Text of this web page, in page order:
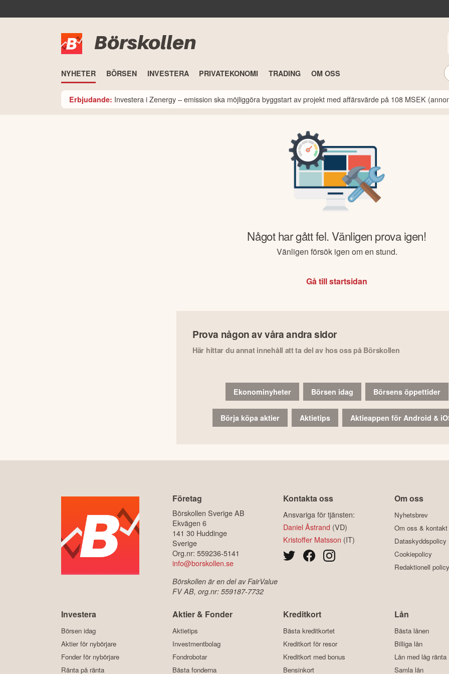
Börskollen
NYHETER BÖRSEN INVESTERA PRIVATEKONOMI TRADING OM OSS
Erbjudande: Investera i Zenergy – emission ska möjliggöra byggstart av projekt med affärsvärde på 108 MSEK
Något har gått fel. Vänligen prova igen!
Vänligen försök igen om en stund.
Gå till startsidan
Prova någon av våra andra sidor
Här hittar du annat innehåll att ta del av hos oss på Börskollen
Ekonominyheter Börsen idag Börsens öppettider
Börja köpa aktier Aktietips Aktieappen för Android &
Företag
Börskollen Sverige AB
Ekvägen 6
141 30 Huddinge
Sverige
Org.nr: 559236-5141
info@borskollen.se
Börskollen är en del av FairValue
FV AB, org.nr: 559187-7732
Kontakta oss
Ansvariga för tjänsten:
Daniel Åstrand (VD)
Kristoffer Matsson (IT)
Om oss
Nyhetsbrev
Om oss & kontakt
Dataskyddspolicy
Cookiepolicy
Redaktionell policy
Investera
Börsen idag
Aktier för nybörjare
Fonder för nybörjare
Ränta på ränta
Aktier & Fonder
Aktietips
Investmentbolag
Fondrobotar
Bästa fonderna
Kreditkort
Bästa kreditkortet
Kreditkort för resor
Kreditkort med bonus
Bensinkort
Lån
Bästa lånen
Billiga lån
Lån med låg ränta
Samla lån